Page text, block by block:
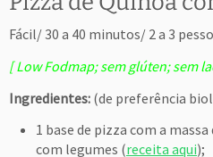
Fácil/ 30 a 40 minutos/ 2 a 3
[ Low Fodmap; sem glúten; sem
Ingredientes: (de preferência
1 base de pizza com a
com legumes (receita aqui);